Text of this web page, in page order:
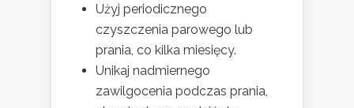
Użyj periodicznego
czyszczenia parowego lub
prania, co kilka miesięcy.
Unikaj nadmiernego
zawilgocenia podczas prania,